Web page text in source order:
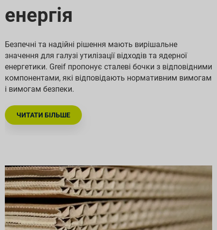
енергія
Безпечні та надійні рішення мають вирішальне
значення для галузі утилізації відходів та ядерної
енергетики. Greif пропонує сталеві бочки з відповідними
компонентами, які відповідають нормативним вимогам
і вимогам безпеки.
ЧИТАТИ БІЛЬШЕ